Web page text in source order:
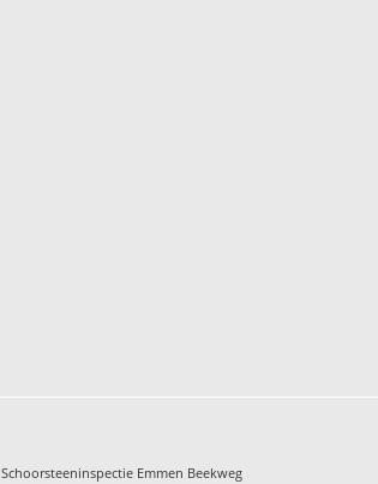
Schoorsteeninspectie Emmen Beekweg